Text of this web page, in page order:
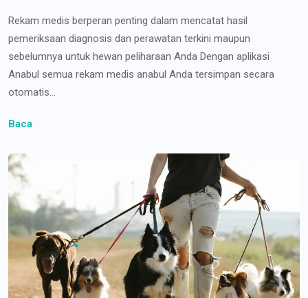
Rekam medis berperan penting dalam mencatat hasil
pemeriksaan diagnosis dan perawatan terkini maupun
sebelumnya untuk hewan peliharaan Anda Dengan aplikasi
Anabul semua rekam medis anabul Anda tersimpan secara
otomatis...
Baca